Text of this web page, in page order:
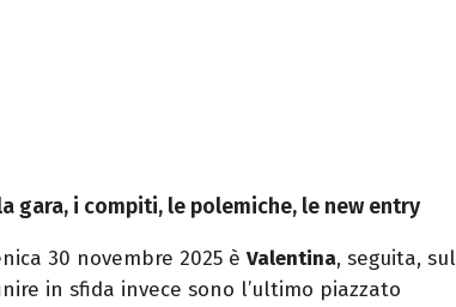
gara, i compiti, le polemiche, le new entry
30 novembre 2025 è Valentina, seguita, sul
in sfida invece sono l’ultimo piazzato